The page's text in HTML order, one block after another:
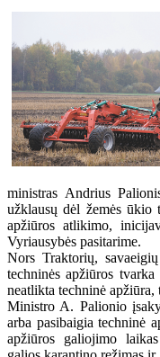
ministras Andrius
užklausų dėl žemės ūkio
apžiūros atlikimo,
Vyriausybės pasitarime.
Nors Traktorių,
techninės apžiūros
neatlikta techninė
Ministro A. Palionio
arba pasibaigia techninė
apžiūros galiojimo